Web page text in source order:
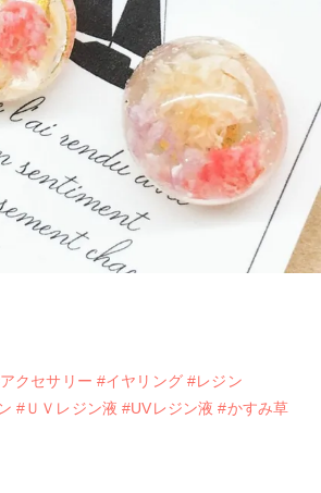
クセサリー #イヤリング #レジン
#ＵＶレジン液 #UVレジン液 #かすみ草